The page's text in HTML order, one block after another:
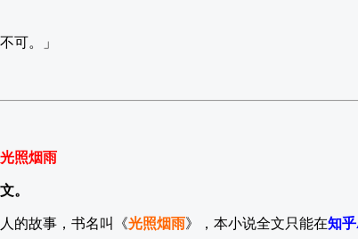
可。」
光照烟雨
。
的故事，书名叫《光照烟雨》，本小说全文只能在知